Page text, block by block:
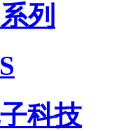
列
科技